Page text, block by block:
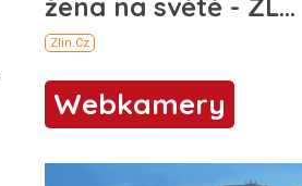
Webkamery